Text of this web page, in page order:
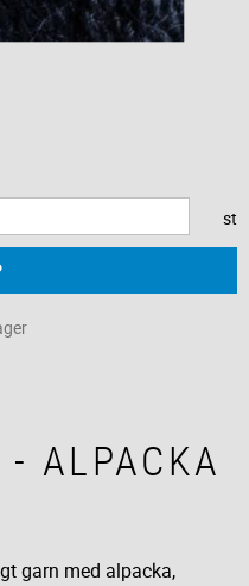
st
ALPACKA
garn med alpacka,